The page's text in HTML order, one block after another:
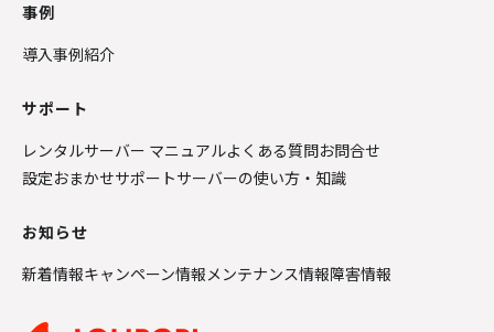
事例
導入事例紹介
サポート
レンタルサーバー マニュアルよくある質問お問合せ
設定おまかせサポートサーバーの使い方・知識
お知らせ
新着情報キャンペーン情報メンテナンス情報障害情報